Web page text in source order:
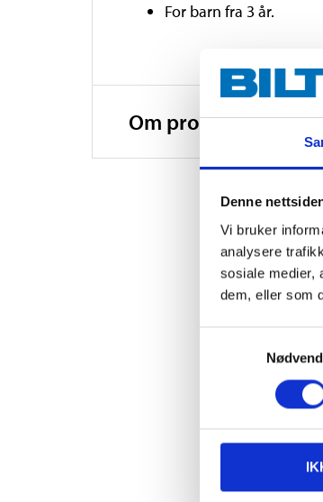
Denne
Vi bruker
analysere
sosiale medier,
dem, eller som
For barn fra 3 år.
Om produsenten